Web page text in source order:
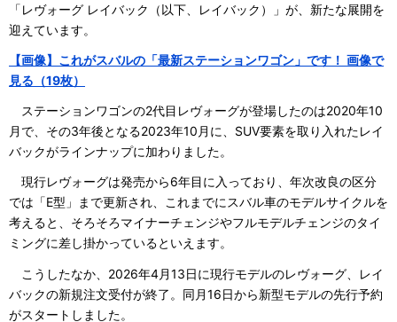
「レヴォーグ レイバック（以下、レイバック）」が、新たな展開を
迎えています。
【画像】これがスバルの「最新ステーションワゴン」です！ 画像で
見る（19枚）
ステーションワゴンの2代目レヴォーグが登場したのは2020年10
月で、その3年後となる2023年10月に、SUV要素を取り入れたレイ
バックがラインナップに加わりました。
現行レヴォーグは発売から6年目に入っており、年次改良の区分
では「E型」まで更新され、これまでにスバル車のモデルサイクルを
考えると、そろそろマイナーチェンジやフルモデルチェンジのタイ
ミングに差し掛かっているといえます。
こうしたなか、2026年4月13日に現行モデルのレヴォーグ、レイ
バックの新規注文受付が終了。同月16日から新型モデルの先行予約
がスタートしました。